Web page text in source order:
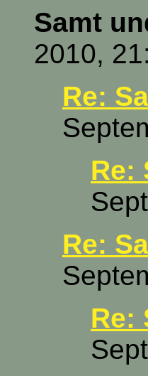
Samt
2010,
Re:
Re:
Re:
Re: